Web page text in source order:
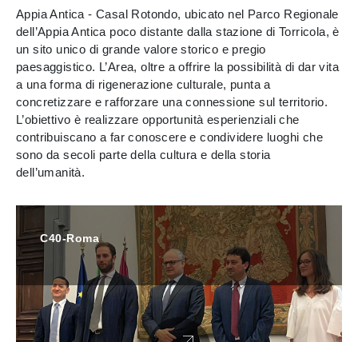
Appia Antica - Casal Rotondo, ubicato nel Parco Regionale
dell’Appia Antica poco distante dalla stazione di Torricola, è
un sito unico di grande valore storico e pregio
paesaggistico. L’Area, oltre a offrire la possibilità di dar vita
a una forma di rigenerazione culturale, punta a
concretizzare e rafforzare una connessione sul territorio.
L’obiettivo è realizzare opportunità esperienziali che
contribuiscano a far conoscere e condividere luoghi che
sono da secoli parte della cultura e della storia
dell’umanità.
C40-Roma